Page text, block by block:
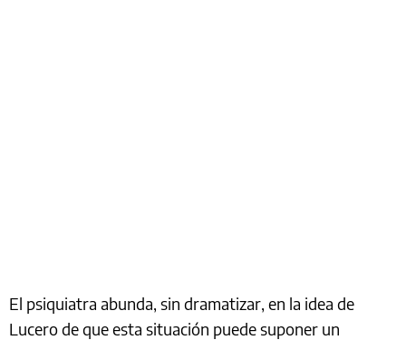
El psiquiatra abunda, sin dramatizar, en la idea de
Lucero de que esta situación puede suponer un